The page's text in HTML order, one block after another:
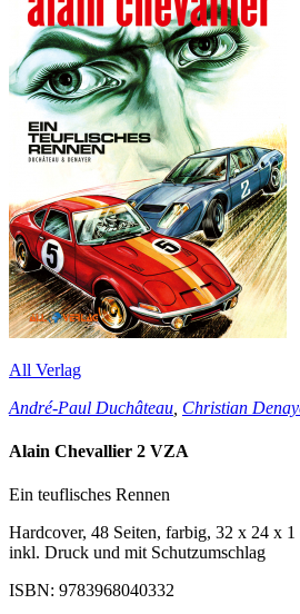
All Verlag
André-Paul Duchâteau Christian
Alain Chevallier 2 VZA
Ein teuflisches Rennen
Hardcover, 48 Seiten, farbig, 32 x 24 x
inkl. Druck und mit Schutzumschlag
ISBN: 9783968040332